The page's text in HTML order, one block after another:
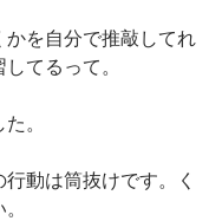
を自分で推敲してれ
てるって。
。
動は筒抜けです。く